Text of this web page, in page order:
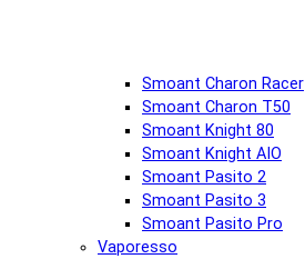
Smoant Charon Racer
Smoant Charon T50
Smoant Knight 80
Smoant Knight AIO
Smoant Pasito 2
Smoant Pasito 3
Smoant Pasito Pro
Vaporesso